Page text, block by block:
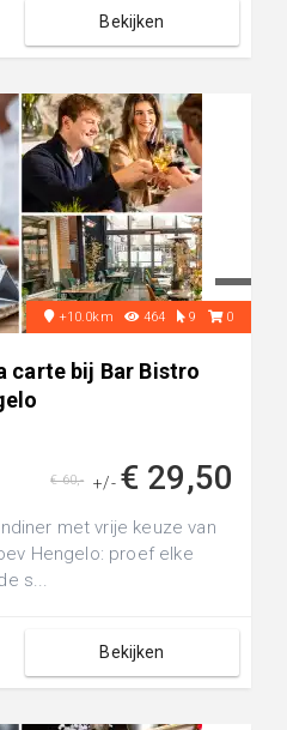
Bekijken
+10.0km 464 9 0
carte bij Bar Bistro
+/- € 29,50
€ 60,-
met vrije keuze van
Hengelo: proef elke
s...
Bekijken